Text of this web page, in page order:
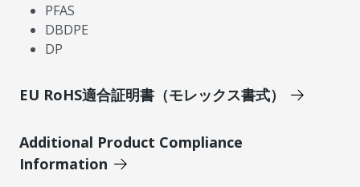
PFAS
DBDPE
DP
EU RoHS適合証明書（モレックス書式）
Additional Product Compliance
Information